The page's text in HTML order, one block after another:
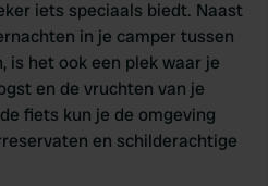
iets speciaals biedt. Naast
in je camper tussen
is het ook een plek waar je
en de vruchten van je
fiets kun je de omgeving
en schilderachtige